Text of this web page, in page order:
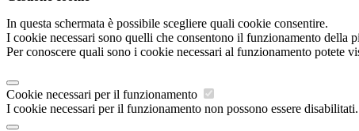
In questa schermata è possibile scegliere quali cookie consentire.
I cookie necessari sono quelli che consentono il funzionamento della
Per conoscere quali sono i cookie necessari al funzionamento potete
Cookie necessari per il funzionamento
I cookie necessari per il funzionamento non possono essere